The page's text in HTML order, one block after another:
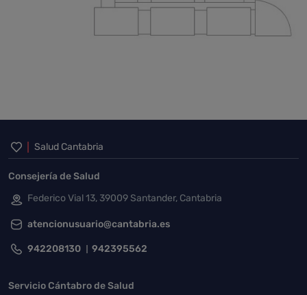
Inicio del pie de página
Salud Cantabria
Consejería de Salud
Federico Vial 13, 39009 Santander, Cantabria
atencionusuario@cantabria.es
942208130 942395562
Servicio Cántabro de Salud